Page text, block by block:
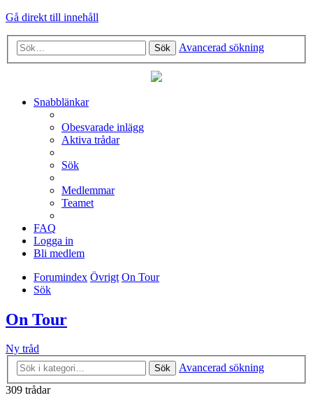
Gå direkt till innehåll
Sök Avancerad sökning
Snabblänkar
Obesvarade inlägg
Aktiva trådar
Sök
Medlemmar
Teamet
FAQ
Logga in
Bli medlem
Forumindex Övrigt On Tour
Sök
On Tour
Ny tråd
Sök
Avancerad sökning
309 trådar